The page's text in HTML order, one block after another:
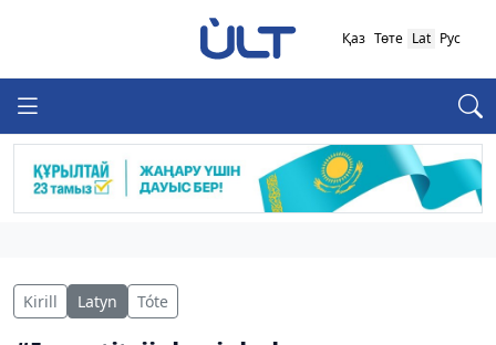
Қаз Төте Lat Рус
Kirill Latyn Tóte